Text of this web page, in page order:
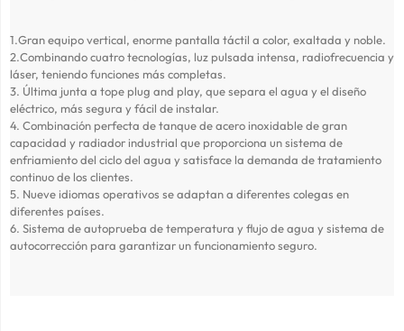
1.Gran equipo vertical, enorme pantalla táctil a color, exaltada y noble.
2.Combinando cuatro tecnologías, luz pulsada intensa, radiofrecuencia y
láser, teniendo funciones más completas.
3. Última junta a tope plug and play, que separa el agua y el diseño
eléctrico, más segura y fácil de instalar.
4. Combinación perfecta de tanque de acero inoxidable de gran
capacidad y radiador industrial que proporciona un sistema de
enfriamiento del ciclo del agua y satisface la demanda de tratamiento
continuo de los clientes.
5. Nueve idiomas operativos se adaptan a diferentes colegas en
diferentes países.
6. Sistema de autoprueba de temperatura y flujo de agua y sistema de
autocorrección para garantizar un funcionamiento seguro.